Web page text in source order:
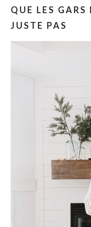
QUE LES GARS
JUSTE PAS